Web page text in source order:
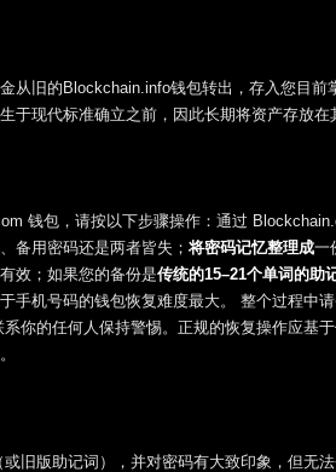
从旧的Blockchain.info钱包转出，存入您目
于现代标准确立之前，因此长期将资产存放
钱包，请按以下步骤操作：通过
用密码还是两者皆失； 将密码记忆整理成一
效；如果您的备份是传统的15–21个单词的助
手机号码的钱包恢复难度最大。 整个过程中
系你的任何人保持警惕。正规的恢复操作应
或旧版助记词），并对密码有大致印象，但